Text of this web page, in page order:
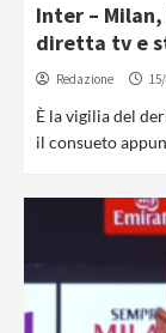
Inter –
diretta tv e
Redazione
È la vigilia del
il consueto